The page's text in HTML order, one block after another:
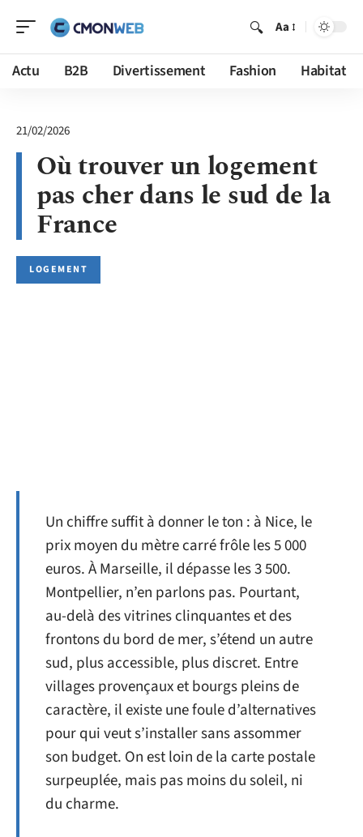
Aa
Actu B2B Divertissement Fashion Habitat
21/02/2026
Où trouver un logement
pas cher dans le sud de la
France
LOGEMENT
Un chiffre suffit à donner le ton : à Nice, le
prix moyen du mètre carré frôle les 5 000
euros. À Marseille, il dépasse les 3 500.
Montpellier, n’en parlons pas. Pourtant,
au-delà des vitrines clinquantes et des
frontons du bord de mer, s’étend un autre
sud, plus accessible, plus discret. Entre
villages provençaux et bourgs pleins de
caractère, il existe une foule d’alternatives
pour qui veut s’installer sans assommer
son budget. On est loin de la carte postale
surpeuplée, mais pas moins du soleil, ni
du charme.